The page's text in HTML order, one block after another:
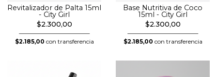
Revitalizador de Palta 15ml
- City Girl
$2.300,00
$2.185,00 con transferencia
Base Nutritiva de Coco
15ml - City Girl
$2.300,00
$2.185,00 con transferencia